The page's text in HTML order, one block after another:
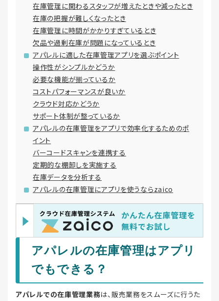
在庫管理に関わるスタッフが増えたときや減ったとき
在庫の把握が難しくなったとき
在庫管理に時間がかかりすぎているとき
欠品や過剰在庫が問題になっているとき
アパレルに適した在庫管理アプリを選ぶポイント
操作性がシンプルかどうか
必要な機能が揃っているか
コストパフォーマンスが良いか
クラウド対応かどうか
サポート体制が整っているか
アパレルの在庫管理をアプリで効率化するためのポ
イント
バーコードスキャンを連携する
定期的な棚卸しを実施する
在庫データを分析する
アパレルの在庫管理にアプリを使うならzaico
アパレルの在庫管理はアプリ
でもできる？
アパレルでの在庫管理業務は、販売業務をスムーズに行うた